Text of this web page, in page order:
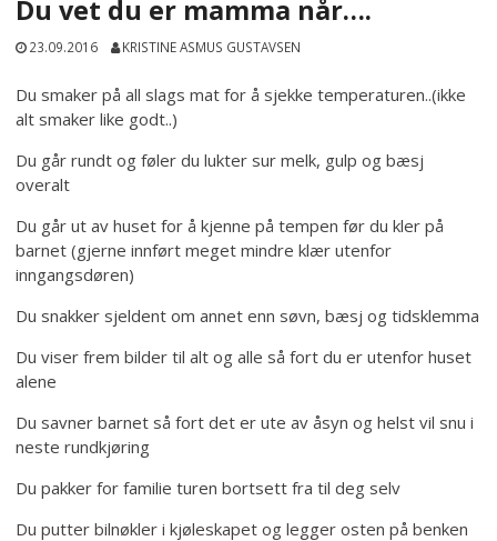
Du vet du er mamma når….
23.09.2016 KRISTINE ASMUS GUSTAVSEN
Du smaker på all slags mat for å sjekke temperaturen..(ikke
alt smaker like godt..)
Du går rundt og føler du lukter sur melk, gulp og bæsj
overalt
Du går ut av huset for å kjenne på tempen før du kler på
barnet (gjerne innført meget mindre klær utenfor
inngangsdøren)
Du snakker sjeldent om annet enn søvn, bæsj og tidsklemma
Du viser frem bilder til alt og alle så fort du er utenfor huset
alene
Du savner barnet så fort det er ute av åsyn og helst vil snu i
neste rundkjøring
Du pakker for familie turen bortsett fra til deg selv
Du putter bilnøkler i kjøleskapet og legger osten på benken